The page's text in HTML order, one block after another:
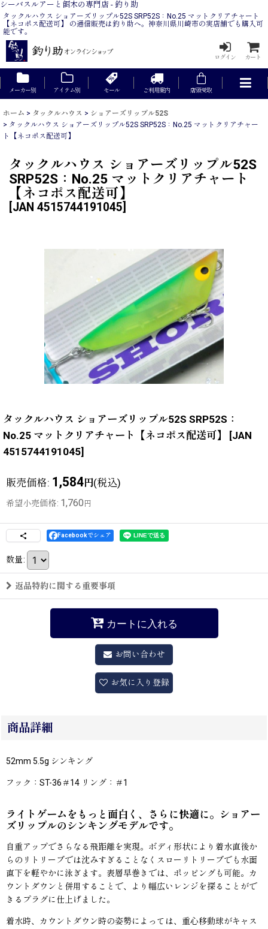
シーバスルアーと餌木の専門店 - 釣り助
タックルハウス ショアーズリップル52S SRP52S：No.25 マットクリアチャート
【ネコポス配送可】 の通信販売は釣り助へ。神奈川県川崎市の実店舗でも購入可
能です。
ログイン カート
メーカー別 アイテム別 セール ご利用案内 店頭受取
ホーム > タックルハウス > ショアーズリップル52S
> タックルハウス ショアーズリップル52S SRP52S：No.25 マットクリアチャー
ト【ネコポス配送可】
タックルハウス ショアーズリップル52S
SRP52S：No.25 マットクリアチャート
【ネコポス配送可】
JAN 4515744191045
タックルハウス ショアーズリップル52S SRP52S：
No.25 マットクリアチャート【ネコポス配送可】
[JAN
4515744191045]
販売価格: 1,584円(税込)
希望小売価格: 1,760 円
Facebookでシェア
数量:
返品特約に関する重要事項
カートに入れる
お問い合わせ
お気に入り登録
商品詳細
52mm 5.5g シンキング
フック：ST-36＃14 リング：＃1
ライトゲームをもっと面白く、さらに快適に。ショアー
ズリップルのシンキングモデルです。
自重アップでさらなる飛距離を実現。ボディ形状により着水直後か
らのリトリーブでは沈みすぎることなくスローリトリーブでも水面
直下を軽やかに泳ぎます。表層早巻きでは、ポッピングも可能。カ
ウントダウンと併用することで、より幅広いレンジを探ることがで
きるプラグに仕上げました。
着水時、カウントダウン時の姿勢によっては、重心移動球がキャス